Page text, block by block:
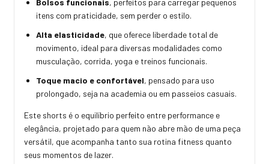
Bolsos funcionais, perfeitos para carregar pequenos
itens com praticidade, sem perder o estilo.
Alta elasticidade, que oferece liberdade total de
movimento, ideal para diversas modalidades como
musculação, corrida, yoga e treinos funcionais.
Toque macio e confortável, pensado para uso
prolongado, seja na academia ou em passeios casuais.
Este shorts é o equilíbrio perfeito entre performance e
elegância, projetado para quem não abre mão de uma peça
versátil, que acompanha tanto sua rotina fitness quanto
seus momentos de lazer.